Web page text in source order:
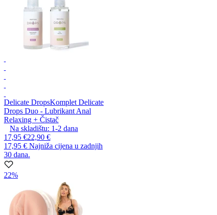
Delicate DropsKomplet Delicate
Drops Duo - Lubrikant Anal
Relaxing + Čistač
Na skladištu: 1-2 dana
17,95 €22,90 €
17,95 € Najniža cijena u zadnjih
30 dana.
22%